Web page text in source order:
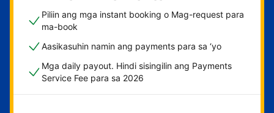
Piliin ang mga instant booking o Mag-request para
ma-book
Aasikasuhin namin ang payments para sa ‘yo
Mga daily payout. Hindi sisingilin ang Payments
Service Fee para sa 2026